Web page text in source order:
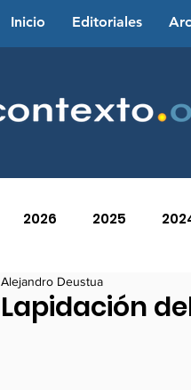
Inicio Editoriales
2026 2025
2015 2014
Lapidación
Alejandro Deustua